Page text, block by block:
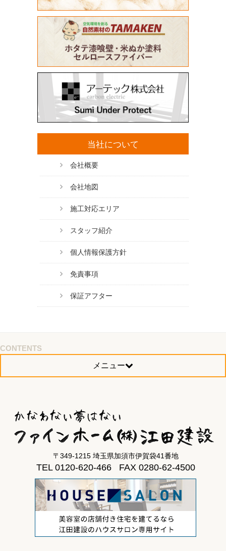
当社について
会社概要
会社地図
施工対応エリア
スタッフ紹介
個人情報保護方針
免責事項
保証アフター
CONTENTS
メニュー
〒349-1215 埼玉県加須市伊賀袋41番地
TEL 0120-620-466 FAX 0280-62-4500